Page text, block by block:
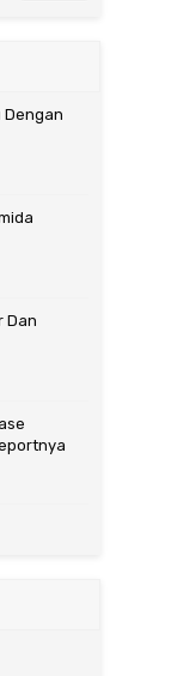
Dengan
Dan